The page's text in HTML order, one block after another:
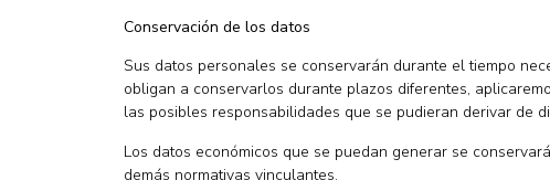
Conservación de los datos
Sus datos personales se conservarán durante el tiempo
obligan a conservarlos durante plazos diferentes,
las posibles responsabilidades que se pudieran derivar de
Los datos económicos que se puedan generar se
demás normativas vinculantes.